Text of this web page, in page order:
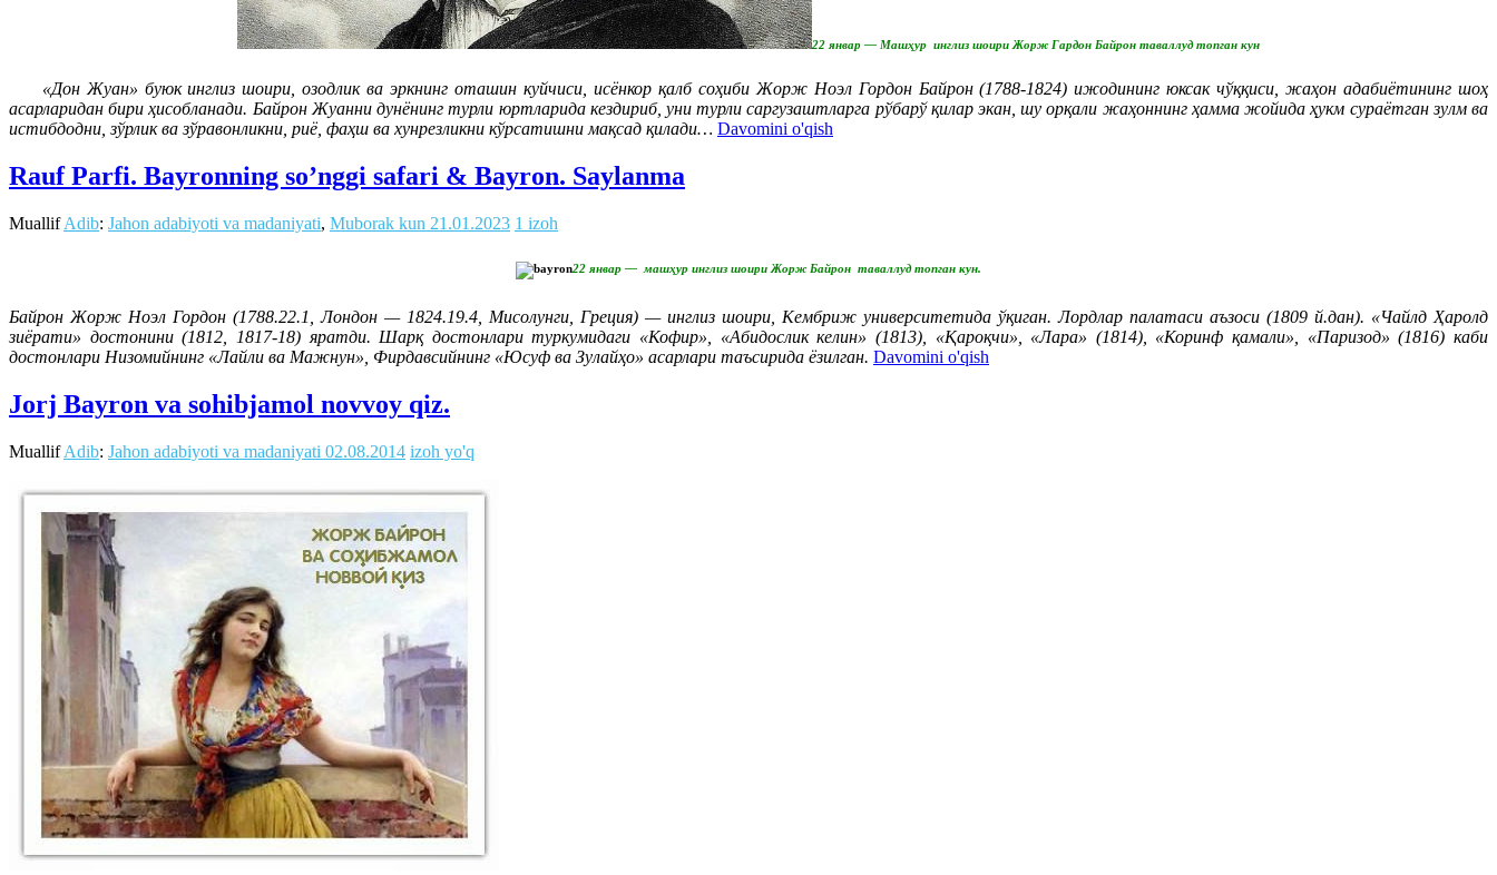
22 январ — Машҳур инглиз шоири Жорж Гардон Байрон таваллуд топган кун
«Дон Жуан» буюк инглиз шоири, озодлик ва эркнинг оташин куйчиси, исёнкор қалб соҳиби Жорж Ноэл Гордон Байрон (1788-1824) ижодининг юксак чўққиси, жаҳон адабиётининг шоҳ
асарларидан бири ҳисобланади. Байрон Жуанни дунёнинг турли юртларида кездириб, уни турли саргузаштларга рўбарў қилар экан, шу орқали жаҳоннинг ҳамма жойида ҳукм сураётган зулм ва
истибдодни, зўрлик ва зўравонликни, риё, фаҳш ва хунрезликни кўрсатишни мақсад қилади… Davomini o'qish
Rauf Parfi. Bayronning so’nggi safari & Bayron. Saylanma
MuallifAdib: Jahon adabiyoti va madaniyati, Muborak kun 21.01.2023 1 izoh
22 январ — машҳур инглиз шоири Жорж Байрон таваллуд топган кун.
Байрон Жорж Ноэл Гордон (1788.22.1, Лондон — 1824.19.4, Мисолунги, Греция) — инглиз шоири, Кембриж университетида ўқиган. Лордлар палатаси аъзоси (1809 й.дан). «Чайлд Ҳаролд
зиёрати» достонини (1812, 1817-18) яратди. Шарқ достонлари туркумидаги «Кофир», «Абидослик келин» (1813), «Қароқчи», «Лара» (1814), «Коринф қамали», «Паризод» (1816) каби
достонлари Низомийнинг «Лайли ва Мажнун», Фирдавсийнинг «Юсуф ва Зулайҳо» асарлари таъсирида ёзилган. Davomini o'qish
Jorj Bayron va sohibjamol novvoy qiz.
MuallifAdib: Jahon adabiyoti va madaniyati 02.08.2014 izoh yo'q